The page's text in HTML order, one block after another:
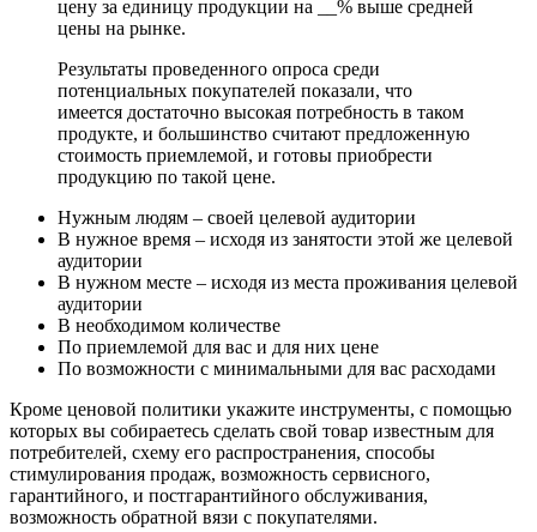
цену за единицу продукции на __% выше средней
цены на рынке.
Результаты проведенного опроса среди
потенциальных покупателей показали, что
имеется достаточно высокая потребность в таком
продукте, и большинство считают предложенную
стоимость приемлемой, и готовы приобрести
продукцию по такой цене.
Нужным людям – своей целевой аудитории
В нужное время – исходя из занятости этой же целевой
аудитории
В нужном месте – исходя из места проживания целевой
аудитории
В необходимом количестве
По приемлемой для вас и для них цене
По возможности с минимальными для вас расходами
Кроме ценовой политики укажите инструменты, с помощью
которых вы собираетесь сделать свой товар известным для
потребителей, схему его распространения, способы
стимулирования продаж, возможность сервисного,
гарантийного, и постгарантийного обслуживания,
возможность обратной вязи с покупателями.